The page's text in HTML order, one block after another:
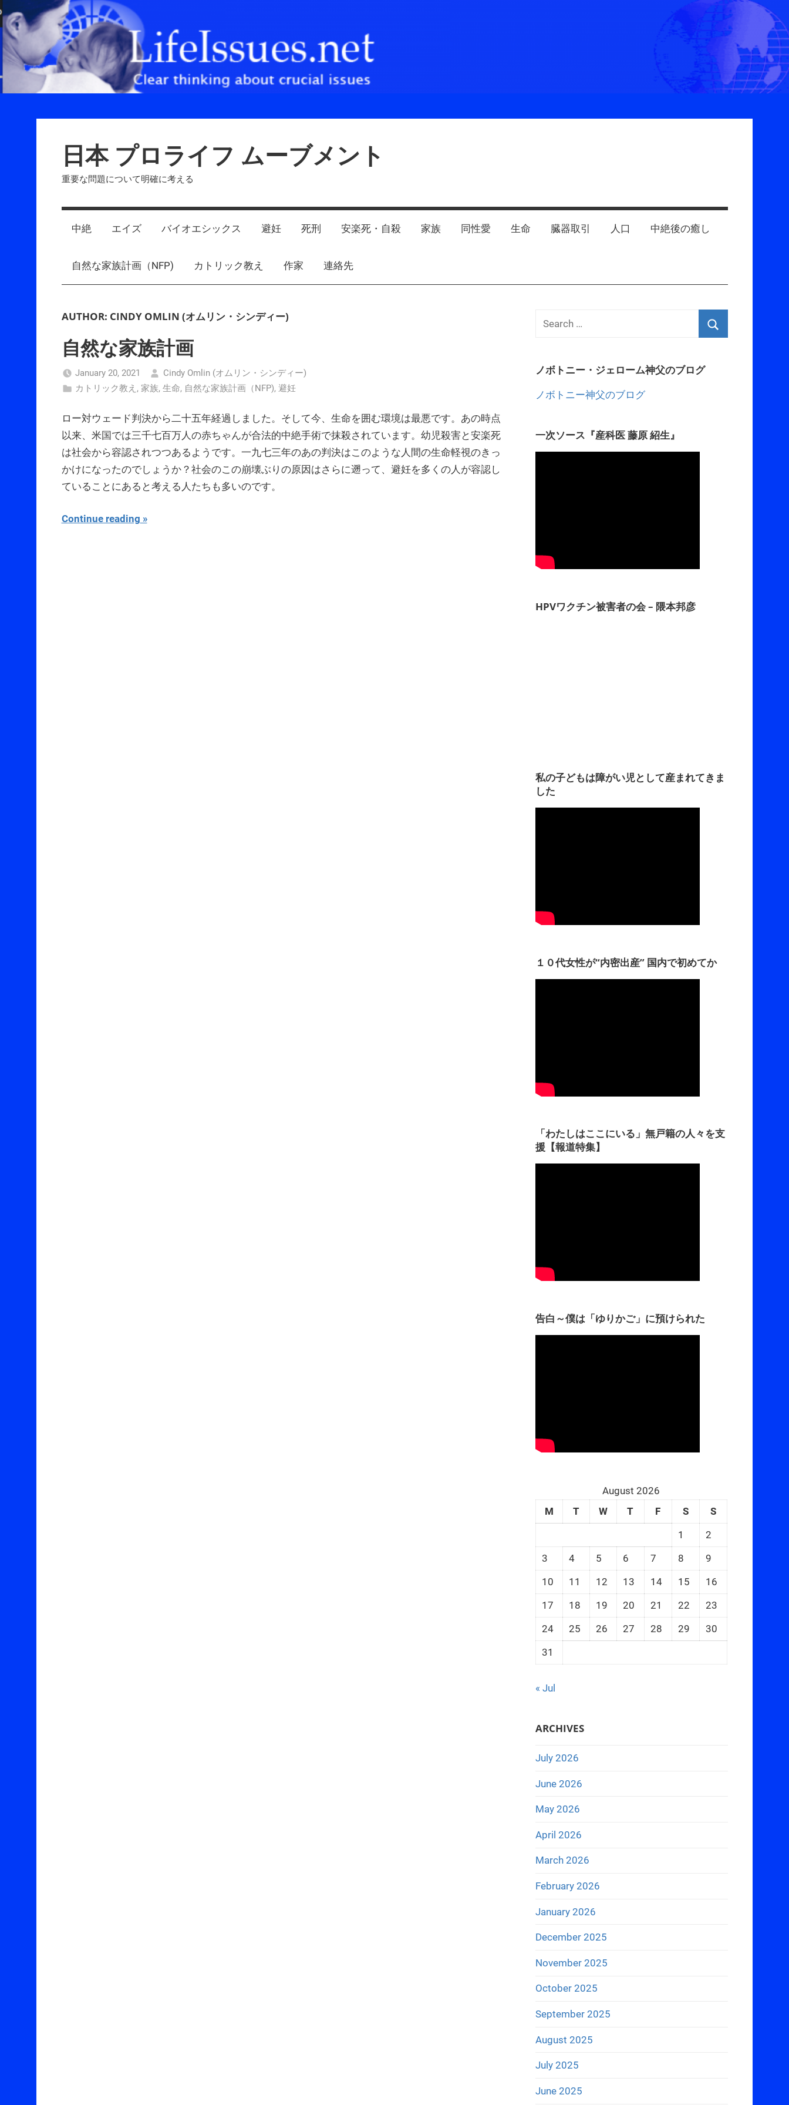
Skip
to
content
日本 プロライフ ムーブメント
重要な問題について明確に考える
中絶 エイズ バイオエシックス 避妊 死刑 安楽死・自殺 家族 同性愛 生命 臓器取引 人口 中絶後の癒し
自然な家族計画（NFP) カトリック教え 作家 連絡先
AUTHOR: CINDY OMLIN (オムリン・シンディー)
自然な家族計画
January 20, 2021
Cindy Omlin (オムリン・シンディー)
カトリック教え , 家族, 生命, 自然な家族計画（NFP), 避妊
ロー対ウェード判決から二十五年経過しました。そして今、生命を囲む環境は最悪です。あの時点
以来、米国では三千七百万人の赤ちゃんが合法的中絶手術で抹殺されています。幼児殺害と安楽死
は社会から容認されつつあるようです。一九七三年のあの判決はこのような人間の生命軽視のきっ
かけになったのでしょうか？社会のこの崩壊ぶりの原因はさらに遡って、避妊を多くの人が容認し
ていることにあると考える人たちも多いのです。
Continue reading
ノボトニー・ジェローム神父のブログ
ノボトニー神父のブログ
一次ソース『産科医 藤原 紹生』
HPVワクチン被害者の会 – 隈本邦彦
私の子どもは障がい児として産まれてきま
した
１０代女性が“内密出産” 国内で初めてか
「わたしはここにいる」無戸籍の人々を支
援【報道特集】
告白～僕は「ゆりかご」に預けられた
August 2026
M
T W T F S
S
1
2
3
4 5 6 7 8
9
10
11 12 13 14 15
16
17
18 19 20 21 22
23
24
25 26 27 28 29
30
31
« Jul
ARCHIVES
July 2026
June 2026
May 2026
April 2026
March 2026
February 2026
January 2026
December 2025
November 2025
October 2025
September 2025
August 2025
July 2025
June 2025